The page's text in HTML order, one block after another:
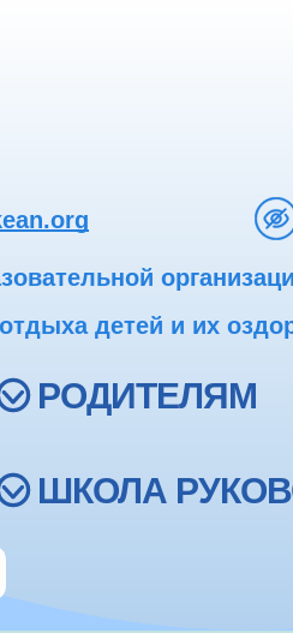
детей и их
РОДИТЕЛЯМ
ШКОЛА